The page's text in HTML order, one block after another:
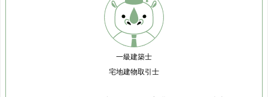
一級建築士
宅地建物取引士